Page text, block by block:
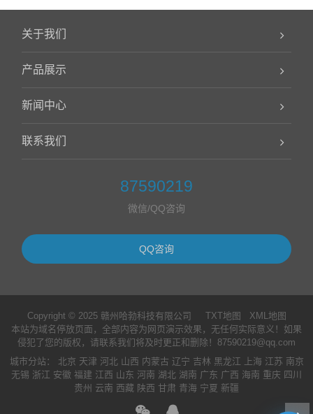
关于我们
产品展示
新闻中心
联系我们
87590219
微信/QQ咨询
QQ咨询
Copyright © 2025 赣州哈勃科技有限公司 TXT地图
XML地图
本站为域名停放页面，全部内容为网页演示效果，无任何实际意义！如果
侵犯了您的版权，请联系我们将及时更正和删除！87590219@qq.com
城市分站： 北京 天津 河北 山西 内蒙古 辽宁 吉林 黑龙江 上海 江苏 南京
无锡 浙江 安徽 福建 江西 山东 河南 湖北 湖南 广东 广西 海南 重庆 四川
贵州 云南 西藏 陕西 甘肃 青海 宁夏 新疆